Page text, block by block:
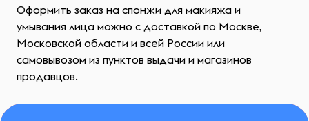
Оформить заказ на спонжи для макияжа и
умывания лица можно с доставкой по Москве,
Московской области и всей России или
самовывозом из пунктов выдачи и магазинов
продавцов.